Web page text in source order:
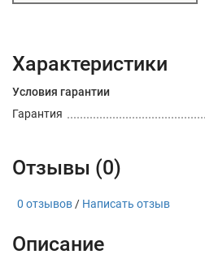
Характеристики
Условия гарантии
Гарантия
Отзывы (0)
0 отзывов / Написать отзыв
Описание